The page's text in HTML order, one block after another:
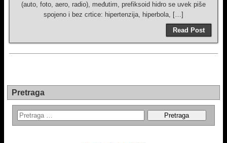
(auto, foto, aero, radio), međutim, prefiksoid hidro se uvek piše
spojeno i bez crtice: hipertenzija, hiperbola, […]
Read Post
Pretraga